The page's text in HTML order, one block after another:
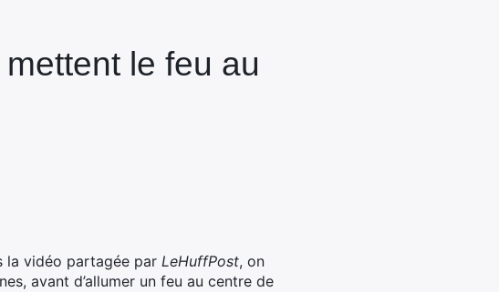
le feu au
la vidéo partagée par LeHuffPost, on
avant d’allumer un feu au centre de